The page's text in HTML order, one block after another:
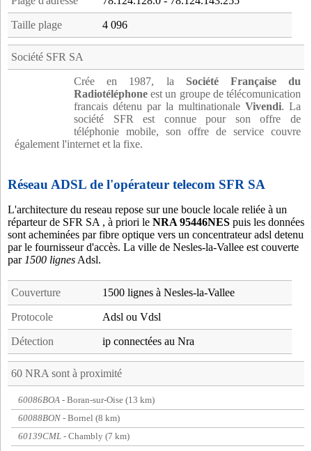
Taille plage 4 096
Société SFR SA
Crée en 1987, la Société Française du
Radiotéléphone est un groupe de télécomunication
francais détenu par la multinationale Vivendi. La
société SFR est connue pour son offre de
téléphonie mobile, son offre de service couvre
également l'internet et la fixe.
Réseau ADSL de l'opérateur telecom SFR SA
L'architecture du reseau repose sur une boucle locale reliée à un
réparteur de SFR SA , à priori le NRA 95446NES puis les données
sont acheminées par fibre optique vers un concentrateur adsl detenu
par le fournisseur d'accès. La ville de Nesles-la-Vallee est couverte
par1500 lignesAdsl.
Couverture 1500 lignes à Nesles-la-Vallee
Protocole Adsl ou Vdsl
Détection ip connectées au Nra
60 NRA sont à proximité
60086BOA - Boran-sur-Oise (13 km)
60088BON - Bornel (8 km)
60139CML - Chambly (7 km)